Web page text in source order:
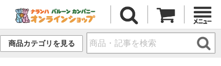
商品カテゴリを見る